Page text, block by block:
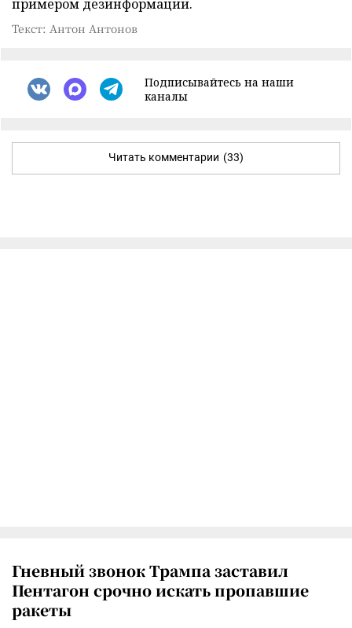
примером дезинформации.
Текст: Антон Антонов
Подписывайтесь на наши
каналы
Читать комментарии (33)
Гневный звонок Трампа заставил
Пентагон срочно искать пропавшие
ракеты